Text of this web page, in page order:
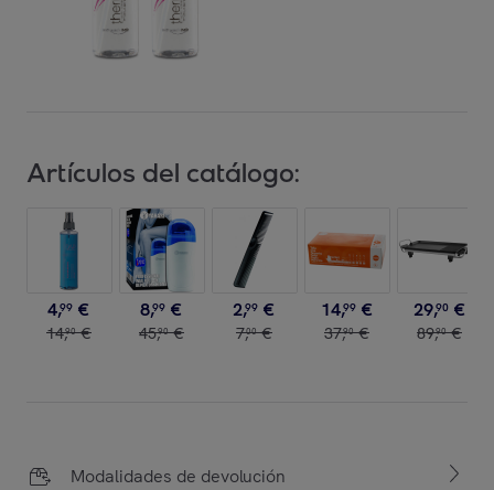
Artículos del catálogo:
4,99 €
14,90 €
8,99 €
45,90 €
2,99 €
7,00 €
14,99 €
37,90 €
29,90 €
89,90 €
Modalidades de devolución